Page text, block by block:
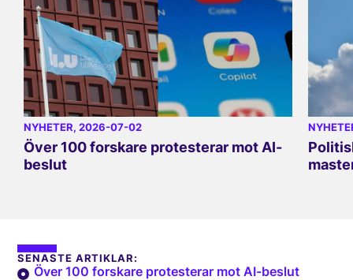
NYHETER, 2026-07-02
Över 100 forskare protesterar mot AI-
beslut
SENASTE ARTIKLAR:
Över 100 forskare protesterar mot AI-beslut